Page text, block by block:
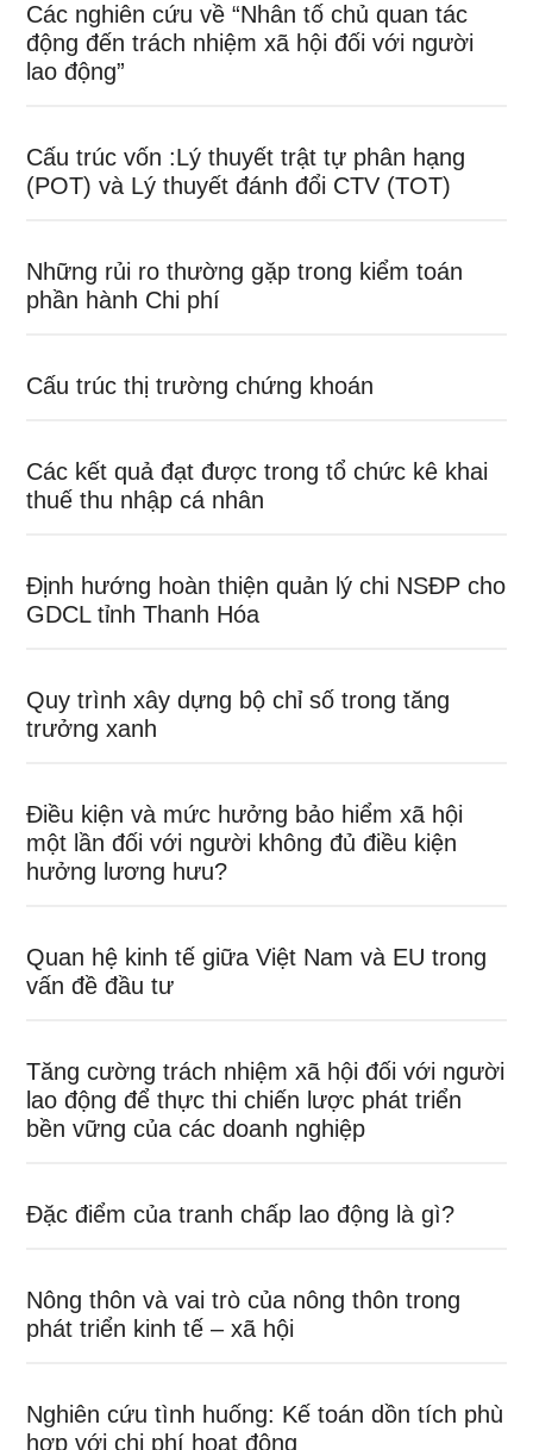
Các nghiên cứu về “Nhân tố chủ quan tác
động đến trách nhiệm xã hội đối với người
lao động”
Cấu trúc vốn :Lý thuyết trật tự phân hạng
(POT) và Lý thuyết đánh đổi CTV (TOT)
Những rủi ro thường gặp trong kiểm toán
phần hành Chi phí
Cấu trúc thị trường chứng khoán
Các kết quả đạt được trong tổ chức kê khai
thuế thu nhập cá nhân
Định hướng hoàn thiện quản lý chi NSĐP cho
GDCL tỉnh Thanh Hóa
Quy trình xây dựng bộ chỉ số trong tăng
trưởng xanh
Điều kiện và mức hưởng bảo hiểm xã hội
một lần đối với người không đủ điều kiện
hưởng lương hưu?
Quan hệ kinh tế giữa Việt Nam và EU trong
vấn đề đầu tư
Tăng cường trách nhiệm xã hội đối với người
lao động để thực thi chiến lược phát triển
bền vững của các doanh nghiệp
Đặc điểm của tranh chấp lao động là gì?
Nông thôn và vai trò của nông thôn trong
phát triển kinh tế – xã hội
Nghiên cứu tình huống: Kế toán dồn tích phù
hợp với chi phí hoạt động